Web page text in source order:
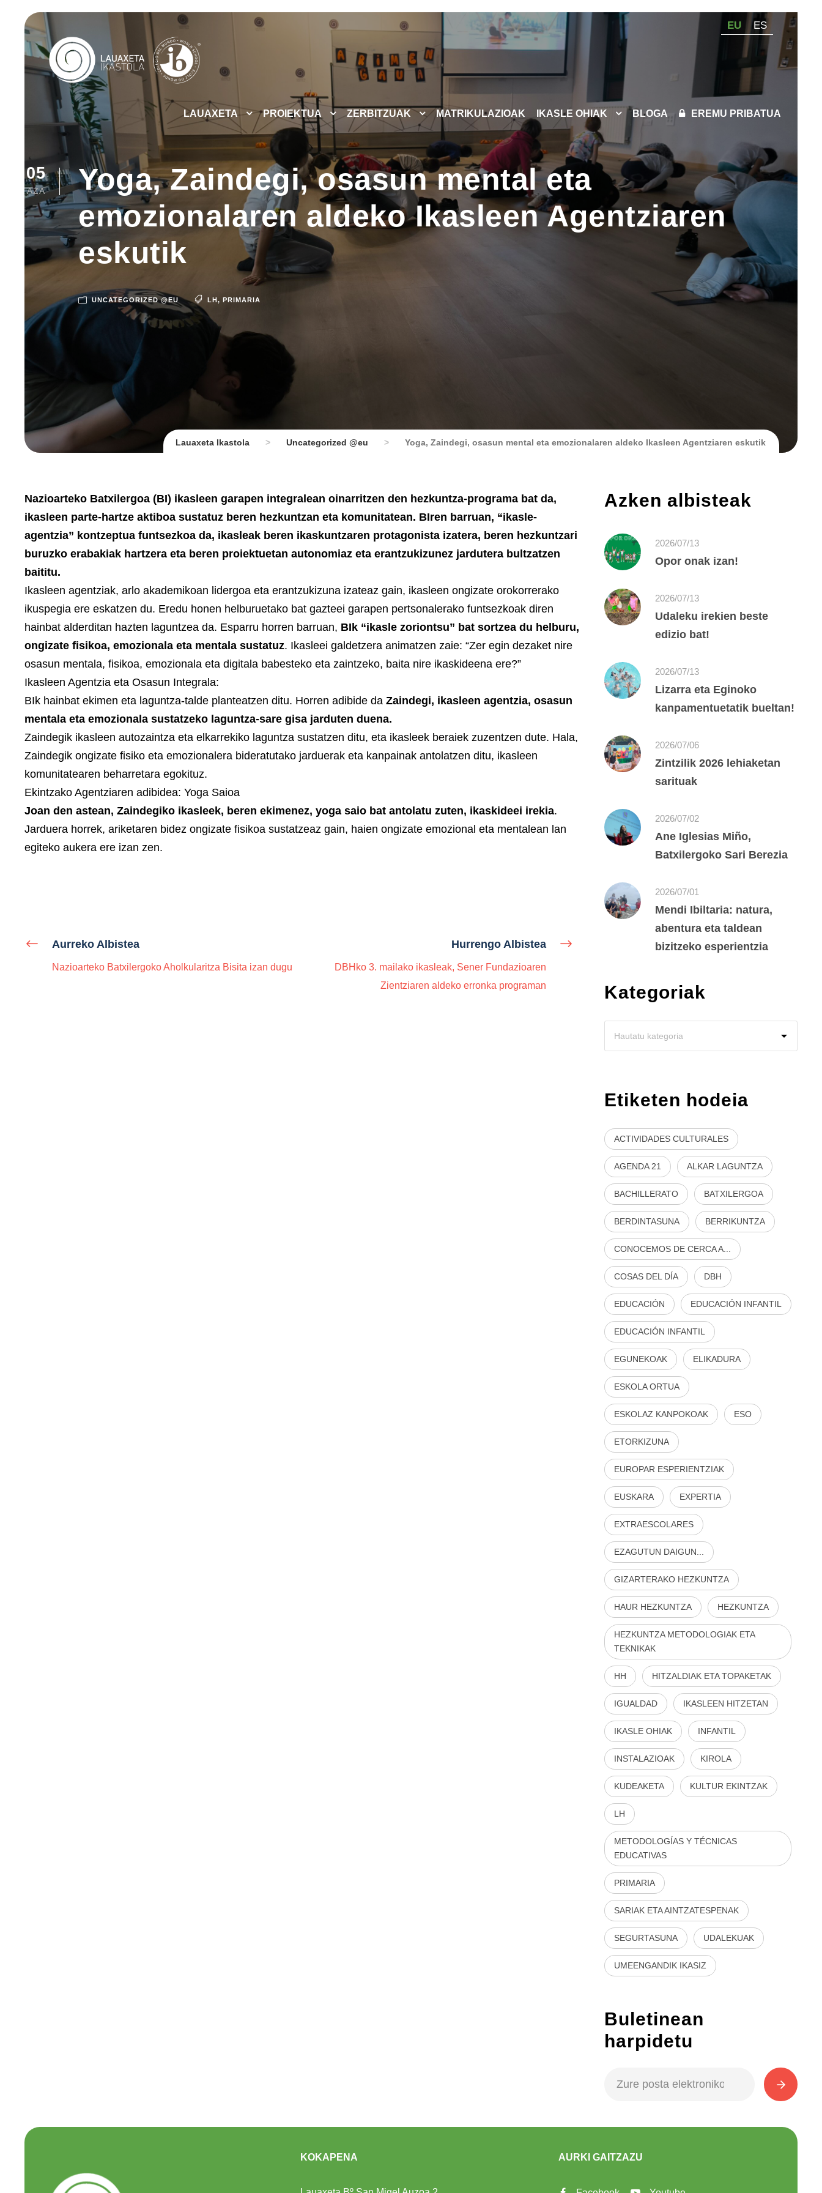
EU ES
LAUAXETA PROIEKTUA ZERBITZUAK MATRIKULAZIOAK IKASLE OHIAK BLOGA EREMU PRIBATUA
05
AZA
Yoga, Zaindegi, osasun mental eta
emozionalaren aldeko Ikasleen Agentziaren
eskutik
UNCATEGORIZED @EU LH, PRIMARIA
Lauaxeta Ikastola > Uncategorized @eu > Yoga, Zaindegi, osasun mental eta emozionalaren aldeko Ikasleen Agentziaren eskutik
Nazioarteko Batxilergoa (BI) ikasleen garapen integralean oinarritzen den hezkuntza-programa bat da,
ikasleen parte-hartze aktiboa sustatuz beren hezkuntzan eta komunitatean. BIren barruan, “ikasle-
agentzia” kontzeptua funtsezkoa da, ikasleak beren ikaskuntzaren protagonista izatera, beren hezkuntzari
buruzko erabakiak hartzera eta beren proiektuetan autonomiaz eta erantzukizunez jardutera bultzatzen
baititu.
Ikasleen agentziak, arlo akademikoan lidergoa eta erantzukizuna izateaz gain, ikasleen ongizate orokorrerako
ikuspegia ere eskatzen du. Eredu honen helburuetako bat gazteei garapen pertsonalerako funtsezkoak diren
hainbat alderditan hazten laguntzea da. Esparru horren barruan, BIk “ikasle zoriontsu” bat sortzea du helburu,
ongizate fisikoa, emozionala eta mentala sustatuz. Ikasleei galdetzera animatzen zaie: “Zer egin dezaket nire
osasun mentala, fisikoa, emozionala eta digitala babesteko eta zaintzeko, baita nire ikaskideena ere?”
Ikasleen Agentzia eta Osasun Integrala:
BIk hainbat ekimen eta laguntza-talde planteatzen ditu. Horren adibide da Zaindegi, ikasleen agentzia, osasun
mentala eta emozionala sustatzeko laguntza-sare gisa jarduten duena.
Zaindegik ikasleen autozaintza eta elkarrekiko laguntza sustatzen ditu, eta ikasleek beraiek zuzentzen dute. Hala,
Zaindegik ongizate fisiko eta emozionalera bideratutako jarduerak eta kanpainak antolatzen ditu, ikasleen
komunitatearen beharretara egokituz.
Ekintzako Agentziaren adibidea: Yoga Saioa
Joan den astean, Zaindegiko ikasleek, beren ekimenez, yoga saio bat antolatu zuten, ikaskideei irekia.
Jarduera horrek, ariketaren bidez ongizate fisikoa sustatzeaz gain, haien ongizate emozional eta mentalean lan
egiteko aukera ere izan zen.
Aurreko Albistea
Nazioarteko Batxilergoko Aholkularitza Bisita izan dugu
Hurrengo Albistea
DBHko 3. mailako ikasleak, Sener Fundazioaren
Zientziaren aldeko erronka programan
Azken albisteak
2026/07/13
Opor onak izan!
2026/07/13
Udaleku irekien beste
edizio bat!
2026/07/13
Lizarra eta Eginoko
kanpamentuetatik bueltan!
2026/07/06
Zintzilik 2026 lehiaketan
sarituak
2026/07/02
Ane Iglesias Miño,
Batxilergoko Sari Berezia
2026/07/01
Mendi Ibiltaria: natura,
abentura eta taldean
bizitzeko esperientzia
Kategoriak
Etiketen hodeia
ACTIVIDADES CULTURALES
AGENDA 21 ALKAR LAGUNTZA
BACHILLERATO BATXILERGOA
BERDINTASUNA BERRIKUNTZA
CONOCEMOS DE CERCA A...
COSAS DEL DÍA DBH
EDUCACIÓN EDUCACIÓN INFANTIL
EDUCACIÓN INFANTIL
EGUNEKOAK ELIKADURA
ESKOLA ORTUA
ESKOLAZ KANPOKOAK ESO
ETORKIZUNA
EUROPAR ESPERIENTZIAK
EUSKARA EXPERTIA
EXTRAESCOLARES
EZAGUTUN DAIGUN...
GIZARTERAKO HEZKUNTZA
HAUR HEZKUNTZA HEZKUNTZA
HEZKUNTZA METODOLOGIAK ETA
TEKNIKAK
HH HITZALDIAK ETA TOPAKETAK
IGUALDAD IKASLEEN HITZETAN
IKASLE OHIAK INFANTIL
INSTALAZIOAK KIROLA
KUDEAKETA KULTUR EKINTZAK
LH
METODOLOGÍAS Y TÉCNICAS
EDUCATIVAS
PRIMARIA
SARIAK ETA AINTZATESPENAK
SEGURTASUNA UDALEKUAK
UMEENGANDIK IKASIZ
Buletinean
harpidetu
KOKAPENA AURKI GAITZAZU